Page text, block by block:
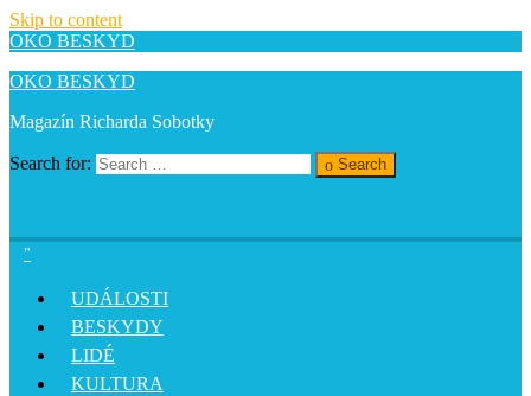
Skip to content
OKO BESKYD
OKO BESKYD
Magazín Richarda Sobotky
Search for: Search
UDÁLOSTI
BESKYDY
LIDÉ
KULTURA